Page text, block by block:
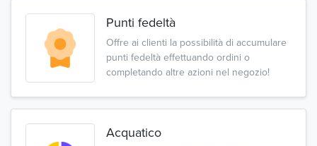
Punti fedeltà
Offre ai clienti la possibilità di accumulare
punti fedeltà effettuando ordini o
completando altre azioni nel negozio!
Acquatico